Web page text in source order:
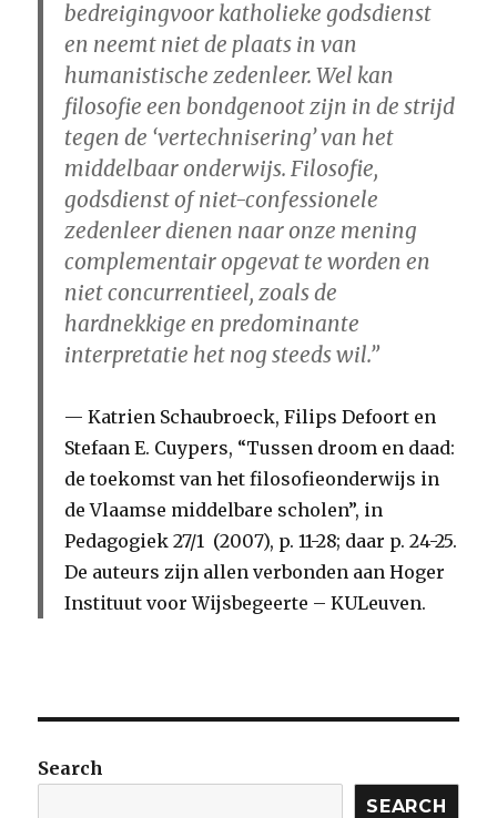
bedreigingvoor katholieke godsdienst
en neemt niet de plaats in van
humanistische zedenleer. Wel kan
filosofie een bondgenoot zijn in de strijd
tegen de ‘vertechnisering’ van het
middelbaar onderwijs. Filosofie,
godsdienst of niet-confessionele
zedenleer dienen naar onze mening
complementair opgevat te worden en
niet concurrentieel, zoals de
hardnekkige en predominante
interpretatie het nog steeds wil.”
Katrien Schaubroeck, Filips Defoort en
Stefaan E. Cuypers, “Tussen droom en daad:
de toekomst van het filosofieonderwijs in
de Vlaamse middelbare scholen”, in
Pedagogiek 27/1 (2007), p. 11-28; daar p. 24-25.
De auteurs zijn allen verbonden aanHoger
Instituut voor Wijsbegeerte – KULeuven.
Search
SEARCH